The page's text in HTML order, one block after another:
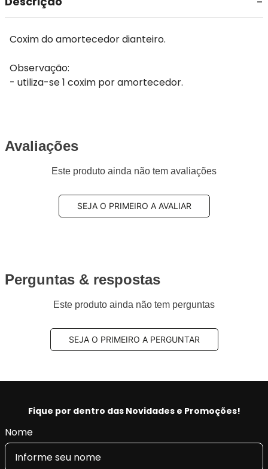
Coxim do amortecedor dianteiro.
Observação:
- utiliza-se 1 coxim por amortecedor.
Avaliações
Este produto ainda não tem avaliações
SEJA O PRIMEIRO A AVALIAR
Perguntas & respostas
Este produto ainda não tem perguntas
SEJA O PRIMEIRO A PERGUNTAR
Fique por dentro das Novidades e Promoções!
Nome